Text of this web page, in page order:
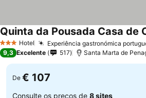
3 EstrelasHotel Experiência gastronómica
Quinta da Pousada Casa de
9,3 Excelente 517
De € 107
Consulte os preços de 8 sites